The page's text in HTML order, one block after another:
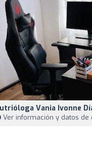
Vania Ivonne
Ver información y datos de